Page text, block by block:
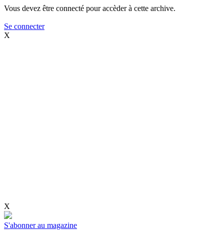
Vous devez être connecté pour accèder à cette archive.
Se connecter
X
X
S'abonner au magazine